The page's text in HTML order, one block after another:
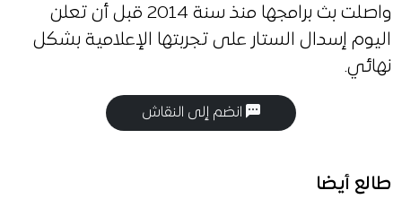
واصلت بث برامجها منذ سنة 2014 قبل أن تعلن
اليوم إسدال الستار على تجربتها الإعلامية بشكل
نهائي.
انضم إلى النقاش
طالع أيضا